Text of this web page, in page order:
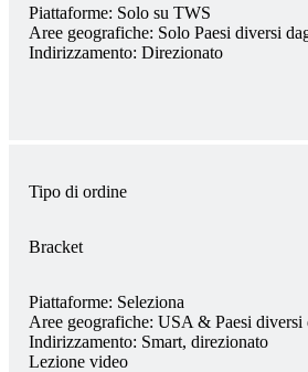
Piattaforme: Solo su TWS
Aree geografiche: Solo Paesi diversi
Indirizzamento: Direzionato
Tipo di ordine
Bracket
Piattaforme: Seleziona
Aree geografiche: USA & Paesi diversi
Indirizzamento: Smart, direzionato
Lezione video